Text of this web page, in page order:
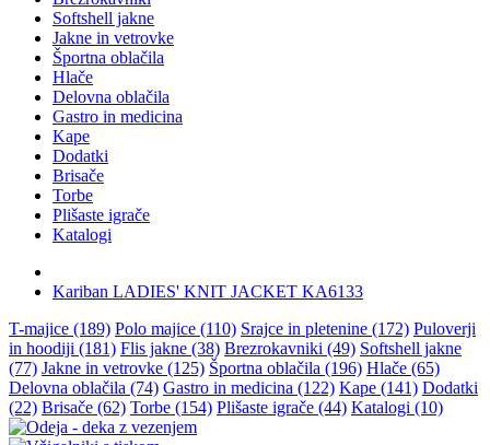
Softshell jakne
Jakne in vetrovke
Športna oblačila
Hlače
Delovna oblačila
Gastro in medicina
Kape
Dodatki
Brisače
Torbe
Plišaste igrače
Katalogi
Kariban LADIES' KNIT JACKET KA6133
T-majice (189) Polo majice (110) Srajce in pletenine (172) Puloverji
in hoodiji (181) Flis jakne (38) Brezrokavniki (49) Softshell jakne
(77) Jakne in vetrovke (125) Športna oblačila (196) Hlače (65)
Delovna oblačila (74) Gastro in medicina (122) Kape (141) Dodatki
(22) Brisače (62) Torbe (154) Plišaste igrače (44) Katalogi (10)